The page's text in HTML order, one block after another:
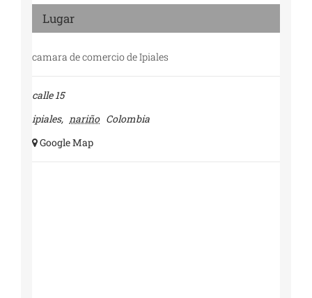
Lugar
camara de comercio de Ipiales
calle 15
ipiales, nariño Colombia
+ Google Map